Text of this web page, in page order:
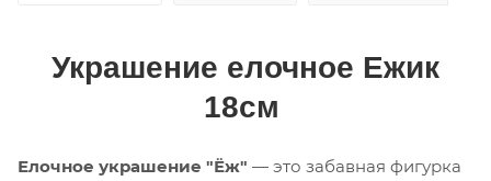
Украшение елочное Ежик
18см
Елочное украшение "Ёж" — это забавная фигурка